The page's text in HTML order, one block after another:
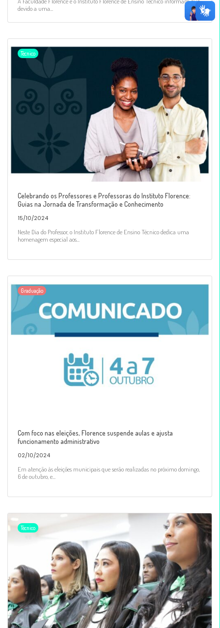
devido a uma...
Técnico
Celebrando os Professores e Professoras do Instituto Florence:
Guias na Jornada de Transformação e Conhecimento
15/10/2024
Neste Dia do Professor, o Instituto Florence de Ensino Técnico dedica uma
homenagem especial aos...
Graduação
Com foco nas eleições, Florence suspende aulas e ajusta
funcionamento administrativo
02/10/2024
Em atenção às eleições municipais que serão realizadas no próximo domingo,
6 de outubro, e...
Técnico